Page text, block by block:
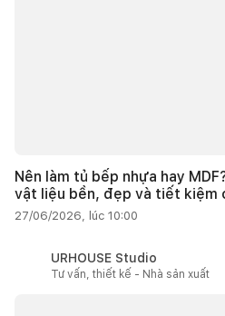
Nên làm tủ bếp nhựa hay
vật liệu bền, đẹp và tiết kiệm
27/06/2026, lúc 10:00
URHOUSE Studio
Tư vấn, thiết kế - Nhà sản xuất